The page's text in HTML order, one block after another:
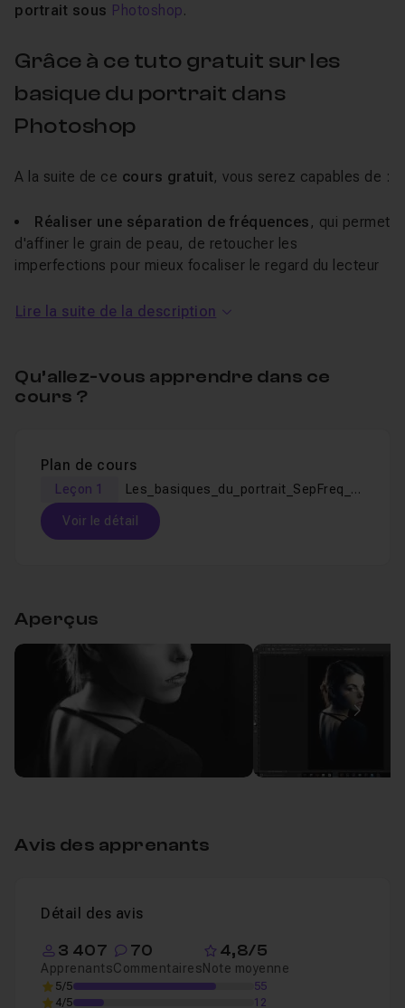
portrait sous Photoshop.
Grâce à ce tuto gratuit sur les
basique du portrait dans
Photoshop
A la suite de ce cours gratuit, vous serez capables de :
Réaliser une séparation de fréquences , qui permet
d'affiner le grain de peau, de retoucher les
imperfections pour mieux focaliser le regard du lecteur
Faire un étalonnage noir & blanc ainsi qu'un
Cette formation gratuite sur le portrait est accessible
avoir quelques
portrait !
Un fichier de travail est fourni avec ce tutoriel.
Lire la suite de la description
Qu’allez-vous apprendre dans ce
cours ?
Plan de cours
Leçon 1 Les_basiques_du_portrait_SepFreq_Noiretblanc
Voir le détail
Aperçus
Avis des apprenants
Détail des avis
3 407
Apprenants
70
Commentaires
4,8/5
Note moyenne
5/5
55
4/5
12